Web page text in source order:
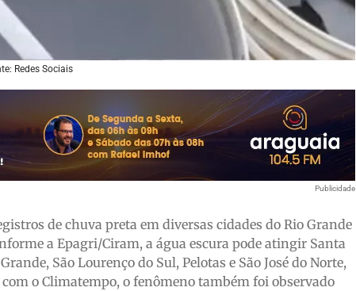
Redes Sociais
Publicidade
de chuva preta em diversas cidades do Rio Grande
a Epagri/Ciram, a água escura pode atingir Santa
São Lourenço do Sul, Pelotas e São José do Norte,
o Climatempo, o fenômeno também foi observado